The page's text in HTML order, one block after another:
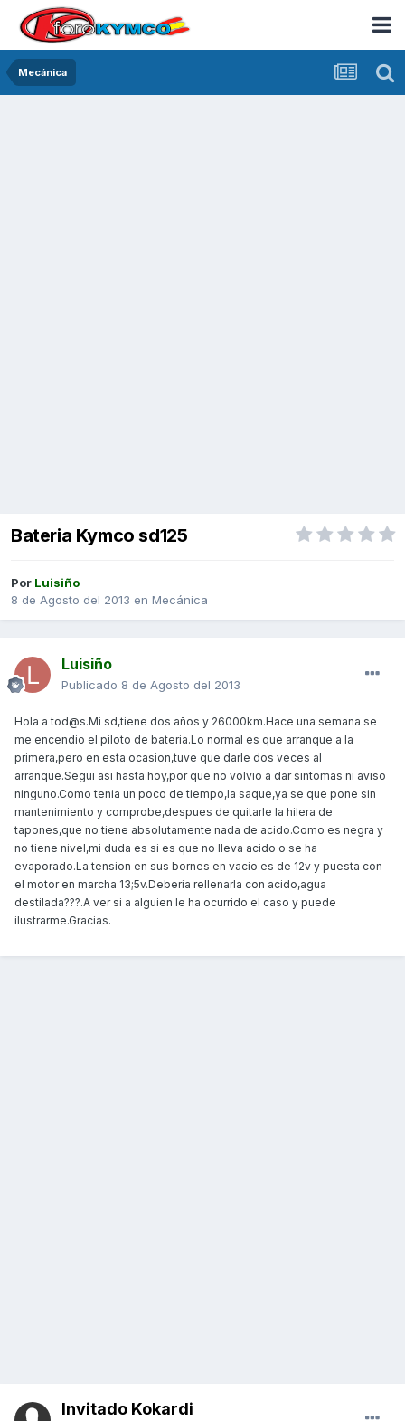
Mecánica
Bateria Kymco sd125
Por Luisiño
8 de Agosto del 2013 en Mecánica
Luisiño
Publicado 8 de Agosto del 2013
Hola a tod@s.Mi sd,tiene dos años y 26000km.Hace una semana se
me encendio el piloto de bateria.Lo normal es que arranque a la
primera,pero en esta ocasion,tuve que darle dos veces al
arranque.Segui asi hasta hoy,por que no volvio a dar sintomas ni aviso
ninguno.Como tenia un poco de tiempo,la saque,ya se que pone sin
mantenimiento y comprobe,despues de quitarle la hilera de
tapones,que no tiene absolutamente nada de acido.Como es negra y
no tiene nivel,mi duda es si es que no lleva acido o se ha
evaporado.La tension en sus bornes en vacio es de 12v y puesta con
el motor en marcha 13;5v.Deberia rellenarla con acido,agua
destilada???.A ver si a alguien le ha ocurrido el caso y puede
ilustrarme.Gracias.
Invitado Kokardi